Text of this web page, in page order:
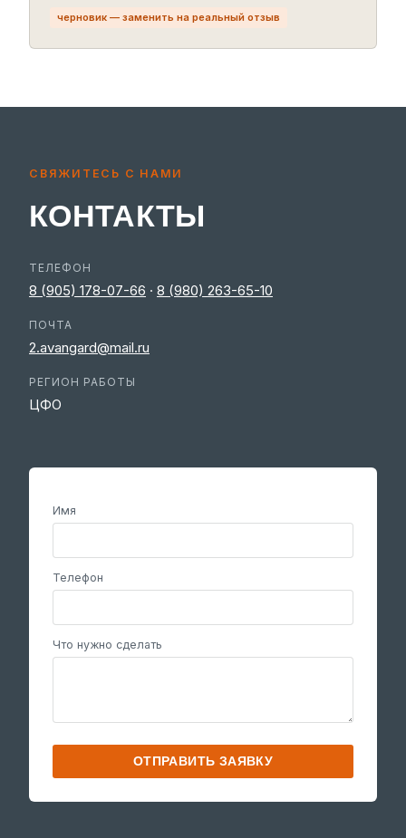
черновик — заменить на реальный отзыв
СВЯЖИТЕСЬ С НАМИ
КОНТАКТЫ
ТЕЛЕФОН
8 (905) 178-07-66 · 8 (980) 263-65-10
ПОЧТА
2.avangard@mail.ru
РЕГИОН РАБОТЫ
ЦФО
Имя
Телефон
Что нужно сделать
ОТПРАВИТЬ ЗАЯВКУ